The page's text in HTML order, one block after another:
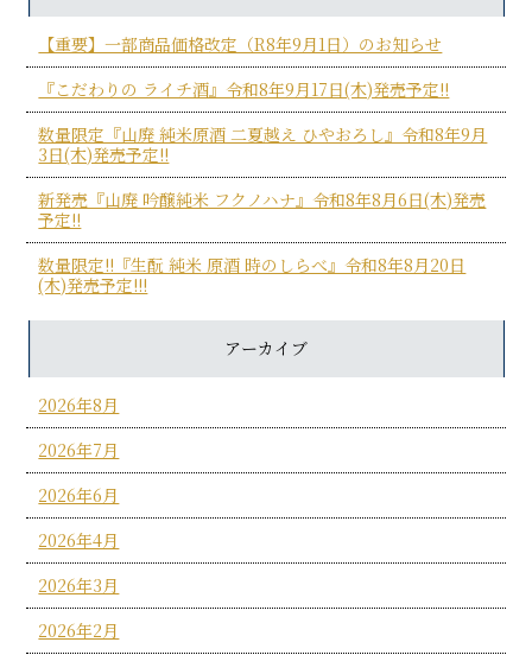
【重要】一部商品価格改定（R8年9月1日）のお知らせ
『こだわりの ライチ酒』令和8年9月17日(木)発売予定!!
数量限定『山廃 純米原酒 二夏越え ひやおろし』令和8年9月
3日(木)発売予定!!
新発売『山廃 吟醸純米 フクノハナ』令和8年8月6日(木)発売
予定!!
数量限定!!『生酛 純米 原酒 時のしらべ』令和8年8月20日
(木)発売予定!!!
アーカイブ
2026年8月
2026年7月
2026年6月
2026年4月
2026年3月
2026年2月